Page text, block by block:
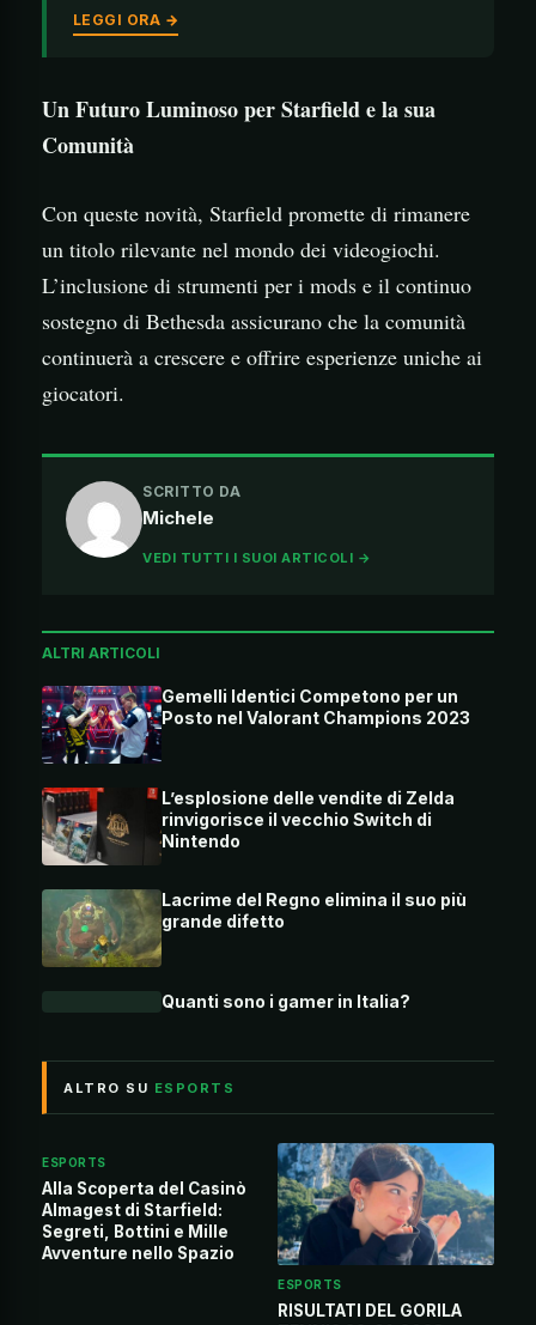
LEGGI ORA →
Un Futuro Luminoso per Starfield e la sua
Comunità
Con queste novità, Starfield promette di rimanere
un titolo rilevante nel mondo dei videogiochi.
L’inclusione di strumenti per i mods e il continuo
sostegno di Bethesda assicurano che la comunità
continuerà a crescere e offrire esperienze uniche ai
giocatori.
SCRITTO DA
Michele
VEDI TUTTI I SUOI ARTICOLI →
ALTRI ARTICOLI
Gemelli Identici Competono per un
Posto nel Valorant Champions 2023
L’esplosione delle vendite di Zelda
rinvigorisce il vecchio Switch di
Nintendo
Lacrime del Regno elimina il suo più
grande difetto
Quanti sono i gamer in Italia?
ALTRO SU ESPORTS
ESPORTS
Alla Scoperta del Casinò
Almagest di Starfield:
Segreti, Bottini e Mille
Avventure nello Spazio
ESPORTS
RISULTATI DEL GORILA